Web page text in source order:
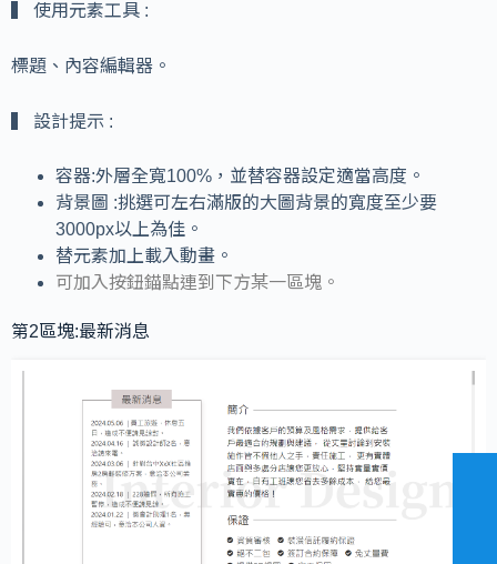
▍ 使用元素工具 :
標題、內容編輯器。
▍ 設計提示 :
容器:外層全寬100%，並替容器設定適當高度。
背景圖 :挑選可左右滿版的大圖背景的寬度至少要
3000px以上為佳。
替元素加上載入動畫。
可加入按鈕錨點連到下方某一區塊。
第2區塊:最新消息